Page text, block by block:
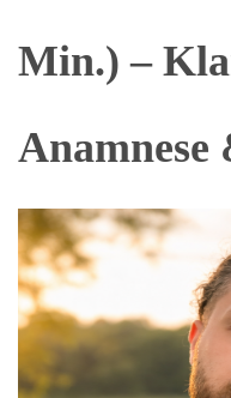
Min.) –
Anamnese